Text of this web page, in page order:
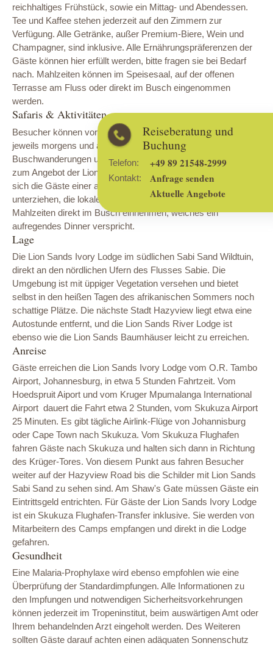
Reiseberatung und
Buchung
Telefon: +49 89 21548-2999
Kontakt:
Anfrage senden
Aktuelle Angebote
reichhaltiges Frühstück, sowie ein Mittag- und Abendessen.
Tee und Kaffee stehen jederzeit auf den Zimmern zur
Verfügung. Alle Getränke, außer Premium-Biere, Wein und
Champagner, sind inklusive. Alle Ernährungspräferenzen der
Gäste können hier erfüllt werden, bitte fragen sie bei Bedarf
nach. Mahlzeiten können im Speisesaal, auf der offenen
Terrasse am Fluss oder direkt im Busch eingenommen
werden.
Safaris & Aktivitäten
Besucher können vor Ort an Game Drives teilnehmen, die
jeweils morgens und abends stattfinden. Geführte
Buschwanderungen und Nilfperd-Touren gehören ebenfalls
zum Angebot der Lion Sands Ivory Lodge. Außerdem können
sich die Gäste einer ausgiebigen Körperbehandlung im Spa
unterziehen, die lokale Vogelwelt beobachten, oder ihre
Mahlzeiten direkt im Busch einnehmen, welches ein
aufregendes Dinner verspricht.
Lage
Die Lion Sands Ivory Lodge im südlichen Sabi Sand Wildtuin,
direkt an den nördlichen Ufern des Flusses Sabie. Die
Umgebung ist mit üppiger Vegetation versehen und bietet
selbst in den heißen Tagen des afrikanischen Sommers noch
schattige Plätze. Die nächste Stadt Hazyview liegt etwa eine
Autostunde entfernt, und die Lion Sands River Lodge ist
ebenso wie die Lion Sands Baumhäuser leicht zu erreichen.
Anreise
Gäste erreichen die Lion Sands Ivory Lodge vom O.R. Tambo
Airport, Johannesburg, in etwa 5 Stunden Fahrtzeit. Vom
Hoedspruit Aiport und vom Kruger Mpumalanga International
Airport dauert die Fahrt etwa 2 Stunden, vom Skukuza Airport
25 Minuten. Es gibt tägliche Airlink-Flüge von Johannisburg
oder Cape Town nach Skukuza. Vom Skukuza Flughafen
fahren Gäste nach Skukuza und halten sich dann in Richtung
des Krüger-Tores. Von diesem Punkt aus fahren Besucher
weiter auf der Hazyview Road bis die Schilder mit Lion Sands
Sabi Sand zu sehen sind. Am Shaw's Gate müssen Gäste ein
Eintrittsgeld entrichten. Für Gäste der Lion Sands Ivory Lodge
ist ein Skukuza Flughafen-Transfer inklusive. Sie werden von
Mitarbeitern des Camps empfangen und direkt in die Lodge
gefahren.
Gesundheit
Eine Malaria-Prophylaxe wird ebenso empfohlen wie eine
Überprüfung der Standardimpfungen. Alle Informationen zu
den Impfungen und notwendigen Sicherheitsvorkehrungen
können jederzeit im Tropeninstitut, beim auswärtigen Amt oder
Ihrem behandelnden Arzt eingeholt werden. Des Weiteren
sollten Gäste darauf achten einen adäquaten Sonnenschutz